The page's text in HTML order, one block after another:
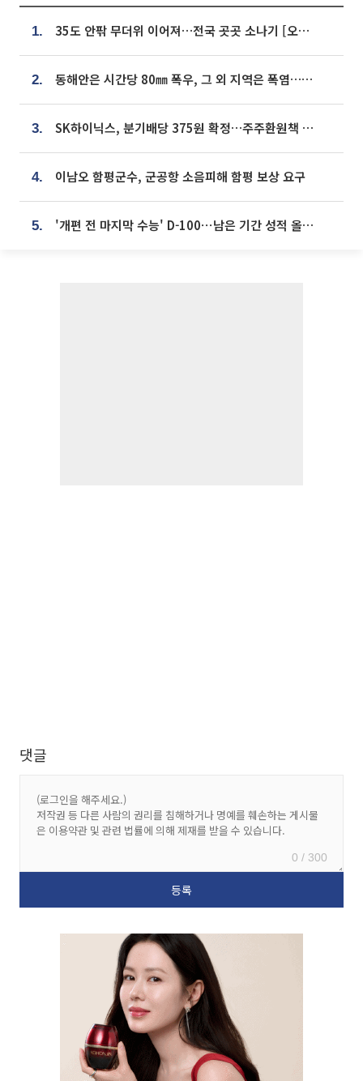
1. 35도 안팎 무더위 이어져…전국 곳곳 소나기 [오늘 날씨]
2. 동해안은 시간당 80㎜ 폭우, 그 외 지역은 폭염…‘극과 극 날씨’
3. SK하이닉스, 분기배당 375원 확정…주주환원책 9월로 앞당겨 발표
4. 이남오 함평군수, 군공항 소음피해 함평 보상 요구
5. '개편 전 마지막 수능' D-100⋯남은 기간 성적 올릴 전략은
댓글
0 / 300